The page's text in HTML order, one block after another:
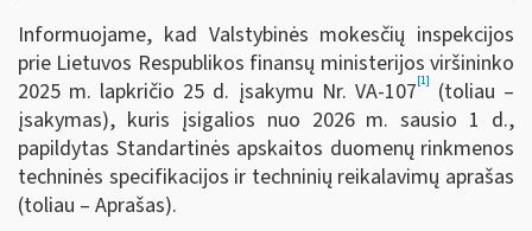
Informuojame, kad Valstybinės mokesčių inspekcijos
prie Lietuvos Respublikos finansų ministerijos viršininko
2025 m. lapkričio 25 d. įsakymu Nr. VA-107[1]
(toliau –
įsakymas), kuris įsigalios nuo 2026 m. sausio 1 d.,
papildytas Standartinės apskaitos duomenų rinkmenos
techninės specifikacijos ir techninių reikalavimų aprašas
(toliau – Aprašas).